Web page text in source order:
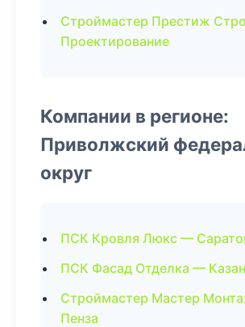
Строймастер Престиж
Проектирование
Компании в регионе:
Приволжский
округ
ПСК Кровля Люкс —
ПСК Фасад Отделка —
Строймастер Мастер
Пенза